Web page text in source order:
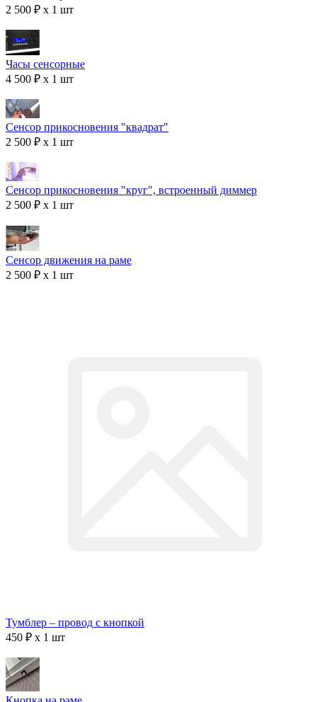
2 500 ₽ x 1 шт
Часы сенсорные
4 500 ₽ x 1 шт
Сенсор прикосновения "квадрат"
2 500 ₽ x 1 шт
Сенсор прикосновения "круг", встроенный диммер
2 500 ₽ x 1 шт
Сенсор движения на раме
2 500 ₽ x 1 шт
Тумблер – провод с кнопкой
450 ₽ x 1 шт